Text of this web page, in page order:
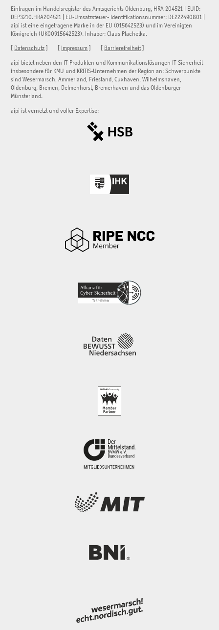
Eintragen im Handelsregister des Amtsgerichts Oldenburg, HRA 204521 | EUID:
DEP3210.HRA204521 | EU-Umsatzsteuer- Identifikationsnummer: DE222490801 |
aipi ist eine eingetragene Marke in der EU (015642523) und im Vereinigten
Königreich (UK00915642523). Inhaber: Claus Plachetka.
Datenschutz Impressum Barrierefreiheit]
aipi bietet neben den IT-Produkten und Kommunikationslösungen IT-Sicherheit
insbesondere für KMU und KRITIS-Unternehmen der Region an: Schwerpunkte
sind Wesermarsch, Ammerland, Friesland, Cuxhaven, Wilhelmshaven,
Oldenburg, Bremen, Delmenhorst, Bremerhaven und das Oldenburger
Münsterland.
aipi ist vernetzt und voller Expertise: